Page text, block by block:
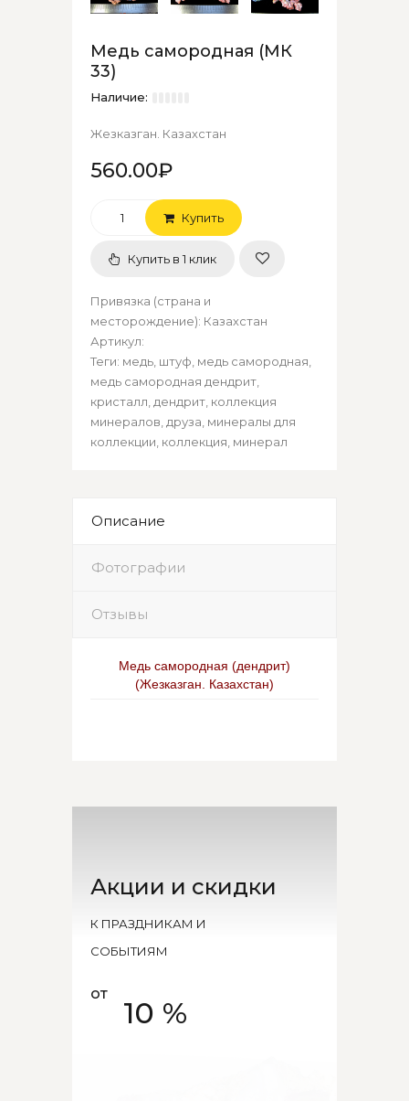
Медь самородная (МК
33)
Наличие:
Жезказган. Казахстан
560.00₽
Купить
Купить в 1 клик
Привязка (страна и
месторождение): Казахстан
Артикул:
Теги: медь штуф медь самородная
медь самородная дендрит
кристалл дендрит коллекция
минералов друза минералы для
коллекции коллекция минерал
Описание
Фотографии
Отзывы
Медь самородная (дендрит)
(Жезказган. Казахстан)
Акции и скидки
К ПРАЗДНИКАМ И
СОБЫТИЯМ
от
10 %